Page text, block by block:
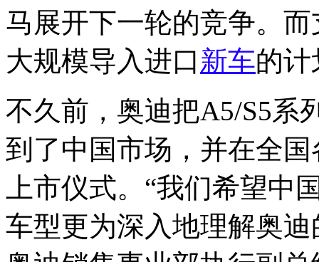
马展开下一轮的竞争。
大规模导入进口新车的计
不久前，奥迪把A5/S5系
到了中国市场，并在全
上市仪式。“我们希望中
车型更为深入地理解奥